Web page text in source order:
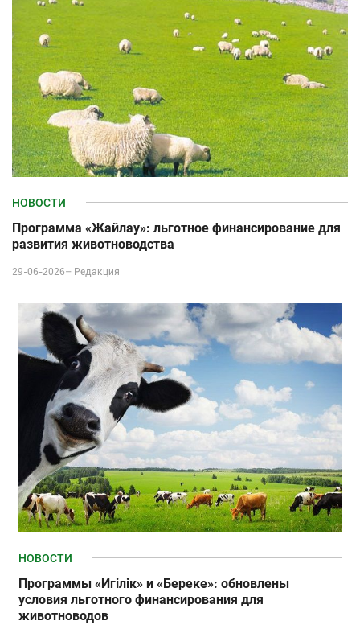
НОВОСТИ
Программа «Жайлау»: льготное финансирование для
развития животноводства
29-06-2026– Редакция
НОВОСТИ
Программы «Игілік» и «Береке»: обновлены
условия льготного финансирования для
животноводов